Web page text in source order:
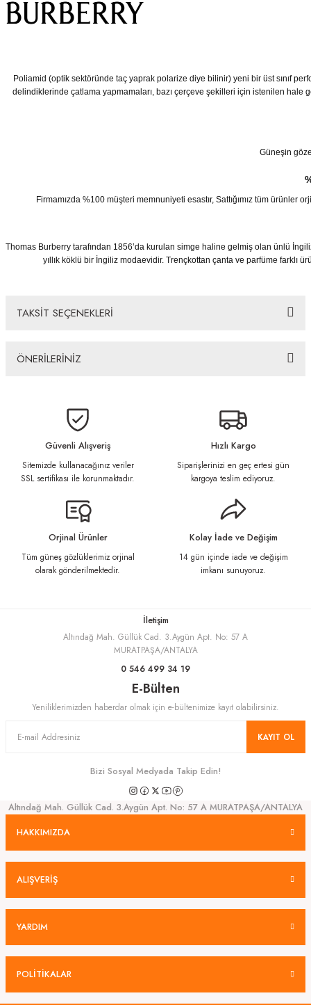
Poliamid (optik sektöründe taç yaprak polarize diye bilinir) yeni bir üst sınıf
delindiklerinde çatlama yapmamaları, bazı çerçeve şekilleri için istenilen hale
Güneşin
Firmamızda %100 müşteri memnuniyeti esastır, Sattığımız tüm
Thomas Burberry tarafından 1856’da kurulan simge haline gelmiş olan ünlü
yıllık köklü bir İngiliz modaevidir. Trençkottan çanta ve parfüme farklı
TAKSİT SEÇENEKLERİ
ÖNERİLERİNİZ
yetersiz gördüğünüz noktaları öneri formunu kullanarak tarafımıza
Görüş ve önerileriniz için teşekkür ederiz.
Ürün resmi kalitesiz, bozuk veya görüntülenemiyor.
Ürün bilgilerinde hatalar bulunuyor.
Gönder
Güvenli Alışveriş
Sitemizde kullanacağınız veriler
SSL sertifikası ile korunmaktadır.
Hızlı Kargo
Siparişlerinizi en geç ertesi gün
kargoya teslim ediyoruz.
Orjinal Ürünler
Tüm güneş gözlüklerimiz orjinal
olarak gönderilmektedir.
Kolay İade ve Değişim
14 gün içinde iade ve değişim
imkanı sunuyoruz.
İletişim
Altındağ Mah. Güllük Cad. 3.Aygün Apt. No: 57 A
MURATPAŞA/ANTALYA
0 546 499 34 19
E-Bülten
Yeniliklerimizden haberdar olmak için e-bültenimize kayıt olabilirsiniz.
KAYIT OL
Bizi Sosyal Medyada Takip Edin!
Altındağ Mah. Güllük Cad. 3.Aygün Apt. No: 57 A MURATPAŞA/ANTALYA
HAKKIMIZDA
ALIŞVERİŞ
YARDIM
POLİTİKALAR